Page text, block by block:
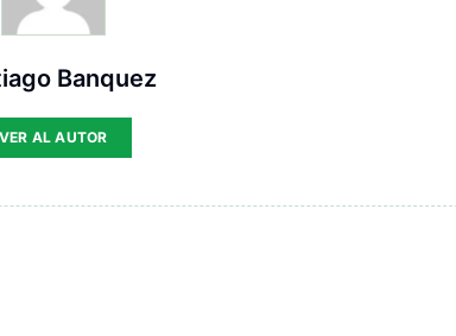
Banquez
VER AL AUTOR